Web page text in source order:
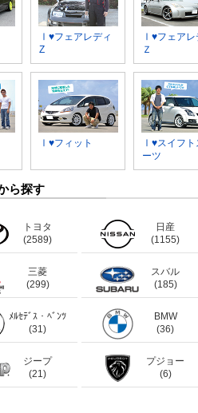
Ⅰ♥フェアレディ
Z
Ⅰ♥フェアレ
Ｚ
Ⅰ♥フィット
Ⅰ♥スイフト
ーツ
ら探す
トヨタ
(2589)
日産
(1155)
三菱
(299)
スバル
(185)
ﾒﾙｾﾃﾞｽ・ﾍﾞﾝﾂ
(31)
BMW
(36)
ジープ
(21)
プジョー
(6)